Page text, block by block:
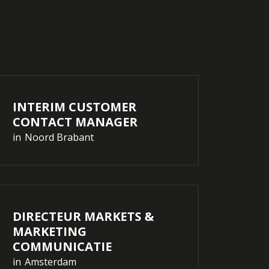
INTERIM CUSTOMER
CONTACT MANAGER
in Noord Brabant
DIRECTEUR MARKETS &
MARKETING
COMMUNICATIE
in Amsterdam